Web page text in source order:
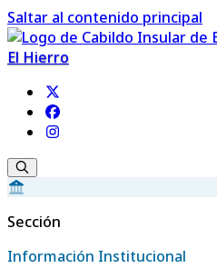
Saltar al contenido principal
El Hierro
Sección
Información Institucional